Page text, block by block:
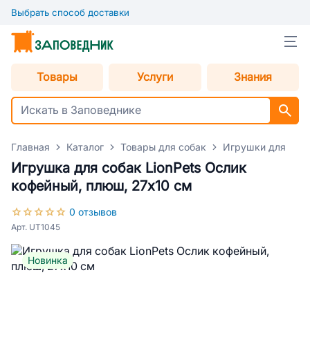
Выбрать способ доставки
Товары Услуги Знания
Главная Каталог Товары для собак Игрушки для
Игрушка для собак LionPets Ослик
кофейный, плюш, 27х10 см
0 отзывов
Арт. UT1045
Новинка